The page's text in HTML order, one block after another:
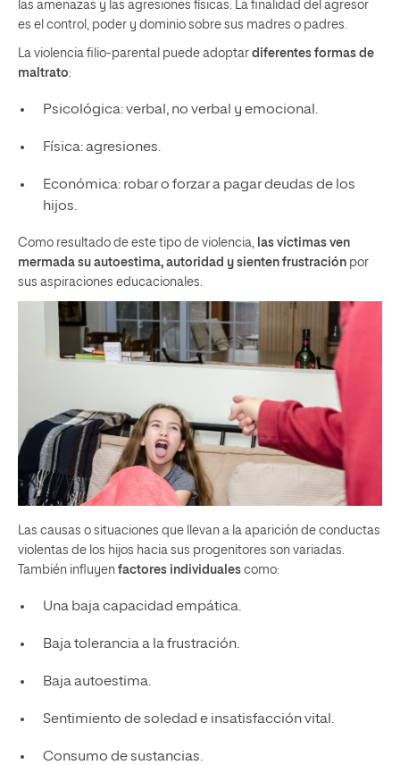
las amenazas y las agresiones físicas. La finalidad del agresor
es el control, poder y dominio sobre sus madres o padres.
La violencia filio-parental puede adoptar diferentes formas de
maltrato:
Psicológica: verbal, no verbal y emocional.
Física: agresiones.
Económica: robar o forzar a pagar deudas de los
hijos.
Como resultado de este tipo de violencia,
las víctimas ven
mermada su autoestima, autoridad y sienten frustración por
sus aspiraciones educacionales.
Las causas o situaciones que llevan a la aparición de conductas
violentas de los hijos hacia sus progenitores son variadas.
También influyen factores individuales como:
Una baja capacidad empática.
Baja tolerancia a la frustración.
Baja autoestima.
Sentimiento de soledad e insatisfacción vital.
Consumo de sustancias.